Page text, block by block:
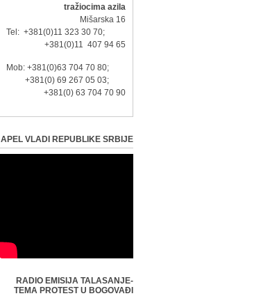
tražiocima azila
Mišarska 16
Tel: +381(0)11 323 30 70;
+381(0)11 407 94 65
Mob: +381(0)63 704 70 80;
+381(0) 69 267 05 03;
+381(0) 63 704 70 90
APEL VLADI REPUBLIKE SRBIJE
RADIO EMISIJA TALASANJE-
TEMA PROTEST U BOGOVAĐI